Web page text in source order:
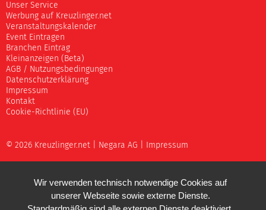
Unser Service
Werbung auf Kreuzlinger.net
Veranstaltungskalender
Event Eintragen
Branchen Eintrag
Kleinanzeigen (Beta)
AGB / Nutzungsbedingungen
Datenschutzerklärung
Impressum
Kontakt
Cookie-Richtlinie (EU)
© 2026 Kreuzlinger.net | Negara AG Impressum
Wir verwenden technisch notwendige Cookies auf
unserer Webseite sowie externe Dienste.